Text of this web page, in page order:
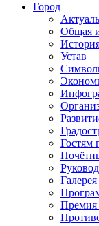
Город
Общая
Устав
Гостям
Премия